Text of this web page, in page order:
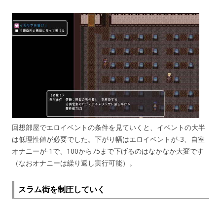
回想部屋でエロイベントの条件を見ていくと、イベントの大半
は低理性値が必要でした。下がり幅はエロイベントが-3、自室
オナニーが-1で、100から75まで下げるのはなかなか大変です
（なおオナニーは繰り返し実行可能）。
スラム街を制圧していく